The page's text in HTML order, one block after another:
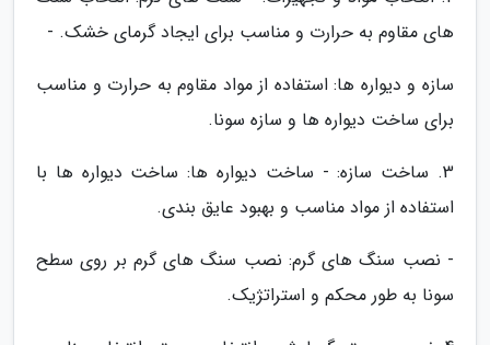
های مقاوم به حرارت و مناسب برای ایجاد گرمای خشک. -
سازه و دیواره ها: استفاده از مواد مقاوم به حرارت و مناسب
برای ساخت دیواره ها و سازه سونا.
3. ساخت سازه: - ساخت دیواره ها: ساخت دیواره ها با
استفاده از مواد مناسب و بهبود عایق بندی.
- نصب سنگ های گرم: نصب سنگ های گرم بر روی سطح
سونا به طور محکم و استراتژیک.